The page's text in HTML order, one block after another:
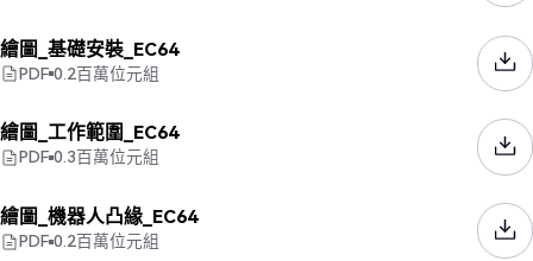
繪圖_基礎安裝_EC64
PDF 0.2百萬位元組
繪圖_工作範圍_EC64
PDF 0.3百萬位元組
繪圖_機器人凸緣_EC64
PDF 0.2百萬位元組